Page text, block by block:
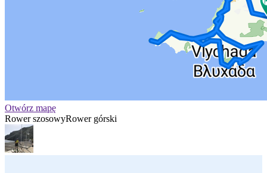
Otwórz mapę
Rower szosowyRower górski